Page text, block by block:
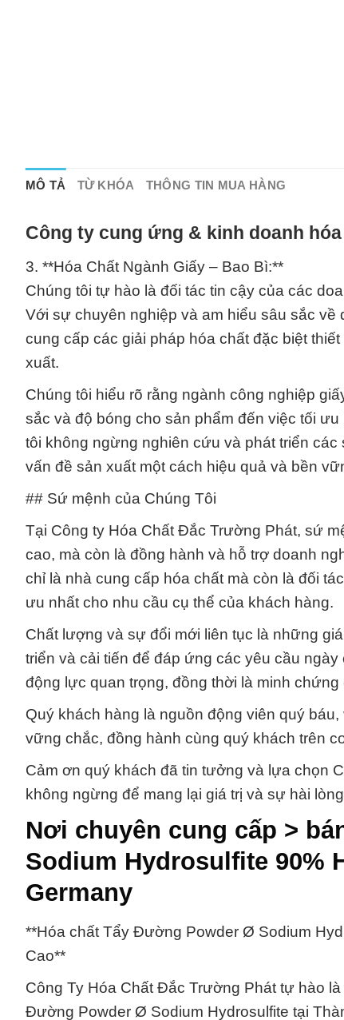
MÔ TẢ TỪ KHÓA THÔNG TIN MUA HÀNG
Công ty cung ứng & kinh doanh
3. **Hóa Chất Ngành Giấy – Bao Bì:**
Chúng tôi tự hào là đối tác tin cậy của các
Với sự chuyên nghiệp và am hiểu sâu sắc
cung cấp các giải pháp hóa chất đặc biệt
xuất.
Chúng tôi hiểu rõ rằng ngành công nghiệp
sắc và độ bóng cho sản phẩm đến việc tối
tôi không ngừng nghiên cứu và phát triển
vấn đề sản xuất một cách hiệu quả và bền
## Sứ mệnh của Chúng Tôi
Tại Công ty Hóa Chất Đắc Trường Phát, sứ
cao, mà còn là đồng hành và hỗ trợ doanh
chỉ là nhà cung cấp hóa chất mà còn là đối
ưu nhất cho nhu cầu cụ thể của khách hàng.
Chất lượng và sự đổi mới liên tục là những
triển và cải tiến để đáp ứng các yêu cầu
động lực quan trọng, đồng thời là minh
Quý khách hàng là nguồn động viên quý
vững chắc, đồng hành cùng quý khách trên
Cảm ơn quý khách đã tin tưởng và lựa chọn
không ngừng để mang lại giá trị và sự hài
Nơi chuyên cung cấp >
Sodium Hydrosulfite 90%
Germany
**Hóa chất Tẩy Đường Powder Ø Sodium
Cao**
Công Ty Hóa Chất Đắc Trường Phát tự hào
Đường Powder Ø Sodium Hydrosulfite tại